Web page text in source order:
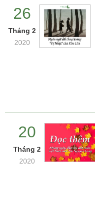
26
Tháng 2
2020
20
Tháng 2
2020